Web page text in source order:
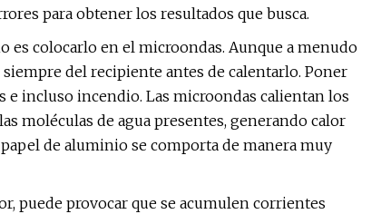
para obtener los resultados que busca.
es colocarlo en el microondas. Aunque a menudo
del recipiente antes de calentarlo. Poner
incluso incendio. Las microondas calientan los
moléculas de agua presentes, generando calor
de aluminio se comporta de manera muy
puede provocar que se acumulen corrientes